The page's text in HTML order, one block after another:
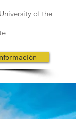
of the